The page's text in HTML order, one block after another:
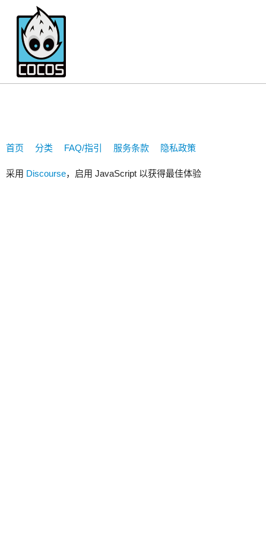
229146930
首页 分类 FAQ/指引 服务条款 隐私政策
采用 Discourse，启用 JavaScript 以获得最佳体验